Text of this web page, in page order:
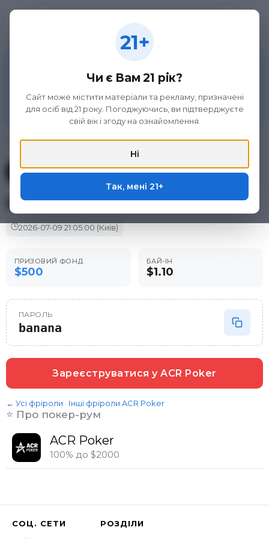
21+
Чи є Вам 21 рік?
Сайт може містити матеріали та рекламу, призначені
для осіб від 21 року. Погоджуючись, ви підтверджуєте
свій вік і згоду на ознайомлення.
Ні
Так, мені 21+
ігор та організаторів букмекерської діяльності, а
викладений виключно з метою ознайомлення.
Участь в азартних іграх може викликати ігрову
залежність. Дотримуйтеся правил (принципів)
відповідальної гри. Тільки для осіб 21+.
Головна/Фріроли/ACR Poker/Deckflow - $500 GTD -...
Deckflow - $500 GTD -...
🕒2026-07-09 21:05:00 (Київ)
ПРИЗОВИЙ ФОНД
$500
БАЙ-ІН
$1.10
ПАРОЛЬ
banana
Зареєструватися уACR Poker
← Усі фріроли · Інші фріроли ACR Poker
⭐️ Про покер-рум
ACR Poker
100% до $2000
СОЦ. СЕТИ РОЗДІЛИ